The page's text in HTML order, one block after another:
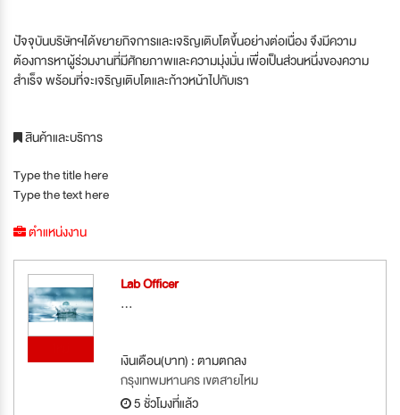
ปัจจุบันบริษัทฯได้ขยายกิจการและเจริญเติบโตขึ้นอย่างต่อเนื่อง จึงมีความ
ต้องการหาผู้ร่วมงานที่มีศักยภาพและความมุ่งมั่น เพื่อเป็นส่วนหนึ่งของความ
สำเร็จ พร้อมที่จะเจริญเติบโตและก้าวหน้าไปกับเรา
สินค้าและบริการ
Type the title here
Type the text here
ตำแหน่งงาน
Lab Officer
...
เงินเดือน(บาท) : ตามตกลง
กรุงเทพมหานคร เขตสายไหม
5 ชั่วโมงที่แล้ว